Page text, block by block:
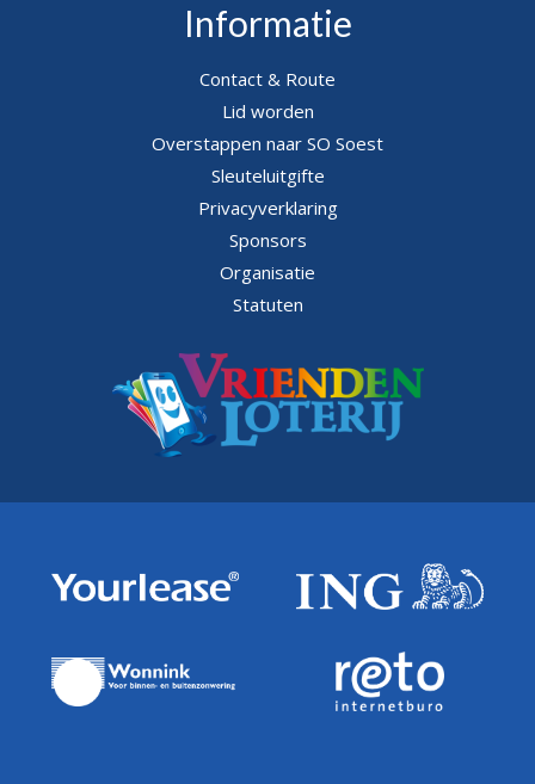
Informatie
Contact & Route
Lid worden
Overstappen naar SO Soest
Sleuteluitgifte
Privacyverklaring
Sponsors
Organisatie
Statuten